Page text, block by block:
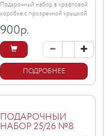
Подарочный набор в крафтовой
коробке с прозрачной крышкой
и бантом, размер ...
900р.
ПОДРОБНЕЕ
ПОДАРОЧНЫЙ
НАБОР 25/26 №8